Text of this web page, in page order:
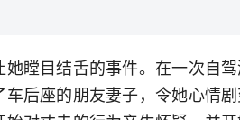
瞠目结舌的事件。在一次自驾
后座的朋友妻子，令她心情